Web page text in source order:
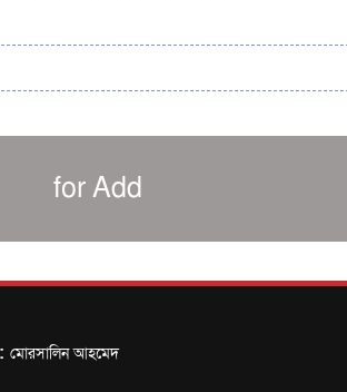
for Add
মোরসালিন আহমেদ